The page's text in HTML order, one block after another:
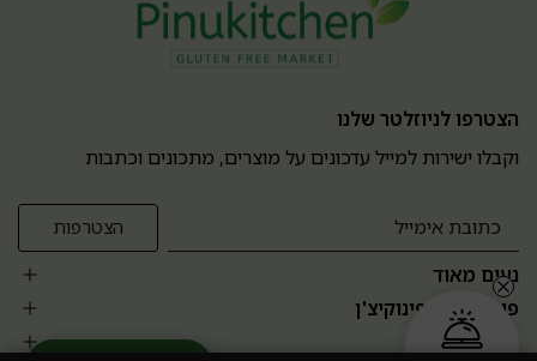
הצטרפו לניוזלטר שלנו
וקבלו ישירות למייל עדכונים על מוצרים, מתכונים וכתבות
נעים מאוד
פופולרים בפינוקיצ'ן
אזור אישי